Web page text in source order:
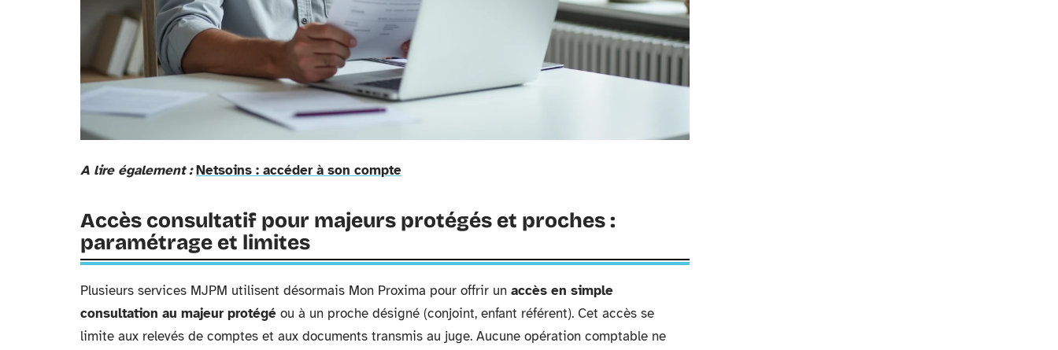
A lire également : Netsoins : accéder à son compte
Accès consultatif pour majeurs protégés et proches :
paramétrage et limites
Plusieurs services MJPM utilisent désormais Mon Proxima pour offrir un accès en simple
consultation au majeur protégé ou à un proche désigné (conjoint, enfant référent). Cet accès se
limite aux relevés de comptes et aux documents transmis au juge. Aucune opération comptable ne